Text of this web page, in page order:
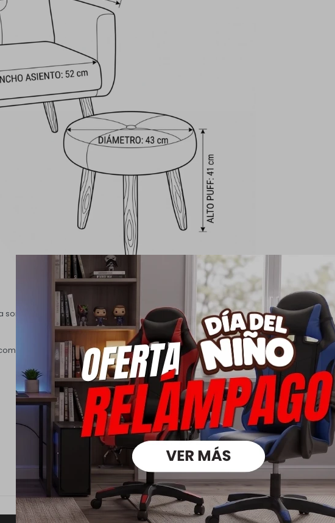
son una opción moderna y acogedora para realzar cualquier
y estilo, ideal para living, dormitorio o rincón de
Descripción